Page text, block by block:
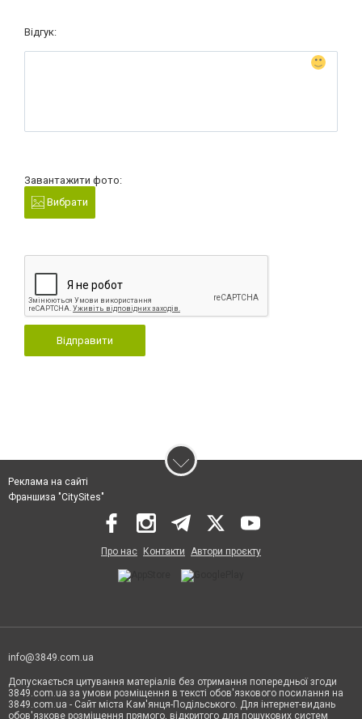
Відгук:
Завантажити фото:
Вибрати
Відправити
Реклама на сайті
Франшиза "CitySites"
Про нас Контакти Автори проєкту
info@3849.com.ua
Допускається цитування матеріалів без отримання попередньої згоди
3849.com.ua за умови розміщення в тексті обов'язкового посилання на
3849.com.ua - Сайт міста Кам'янця-Подільського. Для інтернет-видань
обов'язкове розміщення прямого, відкритого для пошукових систем